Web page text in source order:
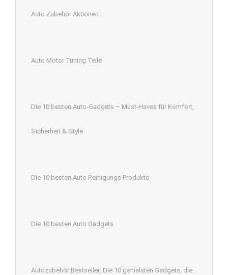
Auto Zubehör Aktionen
Auto Motor Tuning Teile
Die 10 besten Auto-Gadgets – Must-Haves für Komfort,
Sicherheit & Style
Die 10 besten Auto Reinigungs Produkte
Die 10 besten Auto Gadgets
Autozubehör Bestseller: Die 10 genialsten Gadgets, die